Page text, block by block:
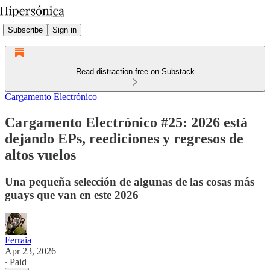
Subscribe Sign in
Read distraction-free on Substack
Cargamento Electrónico
Cargamento Electrónico #25: 2026 está
dejando EPs, reediciones y regresos de
altos vuelos
Una pequeña selección de algunas de las cosas más
guays que van en este 2026
Ferraia
Apr 23, 2026
∙ Paid